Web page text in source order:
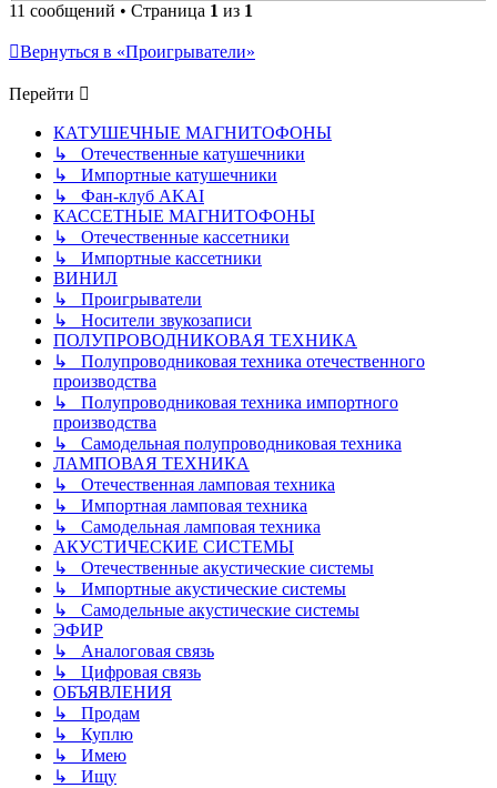
11 сообщений • Страница 1 из 1
Вернуться в «Проигрыватели»
Перейти
КАТУШЕЧНЫЕ МАГНИТОФОНЫ
↳ Отечественные катушечники
↳ Импортные катушечники
↳ Фан-клуб AKAI
КАССЕТНЫЕ МАГНИТОФОНЫ
↳ Отечественные кассетники
↳ Импортные кассетники
ВИНИЛ
↳ Проигрыватели
↳ Носители звукозаписи
ПОЛУПРОВОДНИКОВАЯ ТЕХНИКА
↳ Полупроводниковая техника отечественного
производства
↳ Полупроводниковая техника импортного
производства
↳ Самодельная полупроводниковая техника
ЛАМПОВАЯ ТЕХНИКА
↳ Отечественная ламповая техника
↳ Импортная ламповая техника
↳ Самодельная ламповая техника
АКУСТИЧЕСКИЕ СИСТЕМЫ
↳ Отечественные акустические системы
↳ Импортные акустические системы
↳ Самодельные акустические системы
ЭФИР
↳ Аналоговая связь
↳ Цифровая связь
ОБЪЯВЛЕНИЯ
↳ Продам
↳ Куплю
↳ Имею
↳ Ищу